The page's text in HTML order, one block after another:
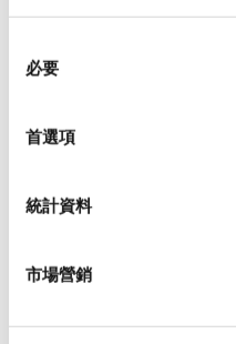
必要
首選項
統計資料
市場營銷
審美規範
電氣規範（額定照明部分）
環境規範
機械規格